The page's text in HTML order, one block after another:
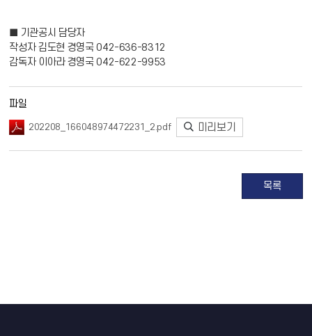
■ 기관공시 담당자
작성자 김도현 경영국 042-636-8312
감독자 이아라 경영국 042-622-9953
파일
202208_166048974472231_2.pdf 미리보기
목록